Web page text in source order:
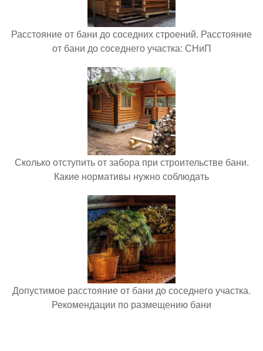
Расстояние от бани до соседних строений. Расстояние
от бани до соседнего участка: СНиП
Сколько отступить от забора при строительстве бани.
Какие нормативы нужно соблюдать
Допустимое расстояние от бани до соседнего участка.
Рекомендации по размещению бани